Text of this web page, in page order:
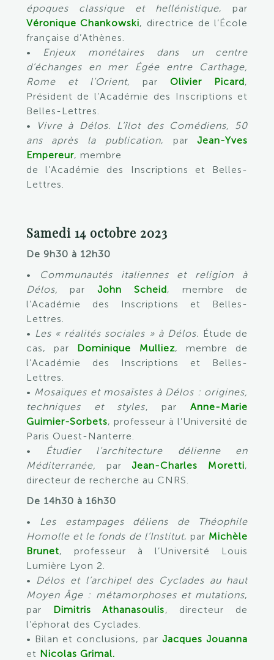
époques classique et hellénistique, par
Véronique Chankowski, directrice de l’École
française d’Athènes.
• Enjeux monétaires dans un centre
d’échanges en mer Égée entre Carthage,
Rome et l’Orient, parOlivier Picard,
Président de l’Académie des Inscriptions et
Belles-Lettres.
•
Vivre à Délos. L’îlot des Comédiens, 50
ans après la publication, parJean-Yves
Empereur, membre
de l’Académie des Inscriptions et Belles-
Lettres.
Samedi 14 octobre 2023
De 9h30 à 12h30
•
Communautés italiennes et religion à
Délos, parJohn Scheid, membre de
l’Académie des Inscriptions et Belles-
Lettres.
• Les « réalités sociales » à Délos. Étude de
cas, par Dominique Mulliez, membre de
l’Académie des Inscriptions et Belles-
Lettres.
• Mosaïques et mosaïstes à Délos : origines,
techniques et styles, parAnne-Marie
Guimier-Sorbets, professeur à l’Université de
Paris Ouest-Nanterre.
• Étudier l’architecture délienne en
Méditerranée, parJean-Charles Moretti,
directeur de recherche au CNRS.
De 14h30 à 16h30
• Les estampages déliens de Théophile
Homolle et le fonds de l’Institut, par Michèle
Brunet, professeur à l’Université Louis
Lumière Lyon 2.
• Délos et l’archipel des Cyclades au haut
Moyen Âge : métamorphoses et mutations,
par Dimitris Athanasoulis, directeur de
l’éphorat des Cyclades.
• Bilan et conclusions, parJacques Jouanna
et Nicolas Grimal.